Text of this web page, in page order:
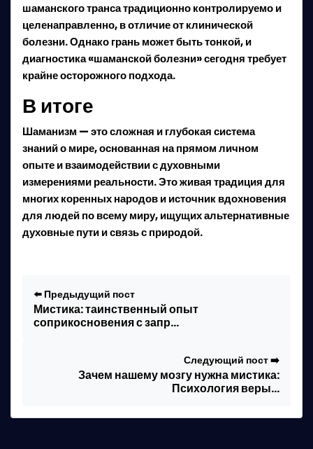
шаманского транса традиционно контролируемо и
целенаправленно, в отличие от клинической
болезни. Однако грань может быть тонкой, и
диагностика «шаманской болезни» сегодня требует
крайне осторожного подхода.
В итоге
Шаманизм — это сложная и глубокая система
знаний о мире, основанная на прямом личном
опыте и взаимодействии с духовными
измерениями реальности. Это живая традиция для
многих коренных народов и источник вдохновения
для людей по всему миру, ищущих альтернативные
духовные пути и связь с природой.
⬅️ Предыдущий пост
Мистика: таинственный опыт
соприкосновения с запр…
Следующий пост ➡️
Зачем нашему мозгу нужна мистика:
Психология веры…